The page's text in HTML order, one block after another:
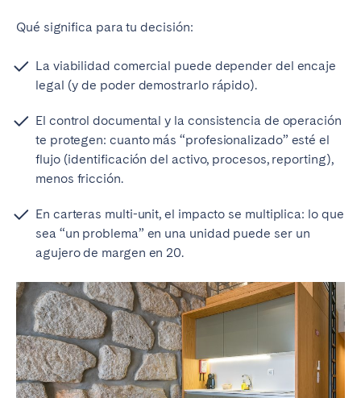
Qué significa para tu decisión:
La viabilidad comercial puede depender del encaje
legal (y de poder demostrarlo rápido).
El control documental y la consistencia de operación
te protegen: cuanto más “profesionalizado” esté el
flujo (identificación del activo, procesos, reporting),
menos fricción.
En carteras multi-unit, el impacto se multiplica: lo que
sea “un problema” en una unidad puede ser un
agujero de margen en 20.